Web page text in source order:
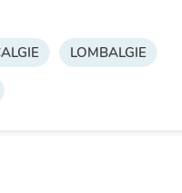
LOMBALGIE